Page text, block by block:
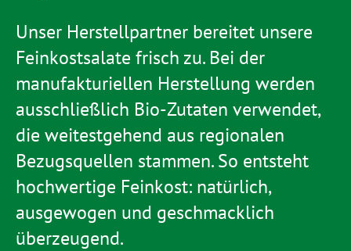
Unser Herstellpartner bereitet unsere
Feinkostsalate frisch zu. Bei der
manufakturiellen Herstellung werden
ausschließlich Bio-Zutaten verwendet,
die weitestgehend aus regionalen
Bezugsquellen stammen. So entsteht
hochwertige Feinkost: natürlich,
ausgewogen und geschmacklich
überzeugend.